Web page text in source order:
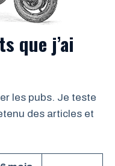
que j’ai
les pubs. Je teste
des articles et